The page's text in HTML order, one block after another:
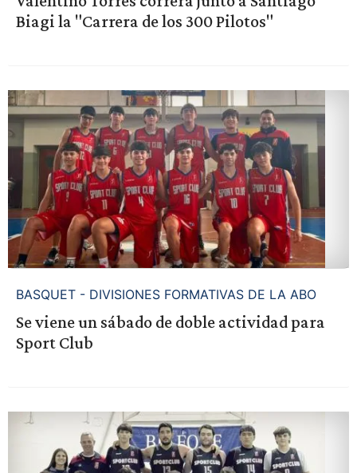
Biagi la "Carrera de los 300 Pilotos"
BASQUET - DIVISIONES FORMATIVAS DE LA ABO
Se viene un sábado de doble actividad para
Sport Club